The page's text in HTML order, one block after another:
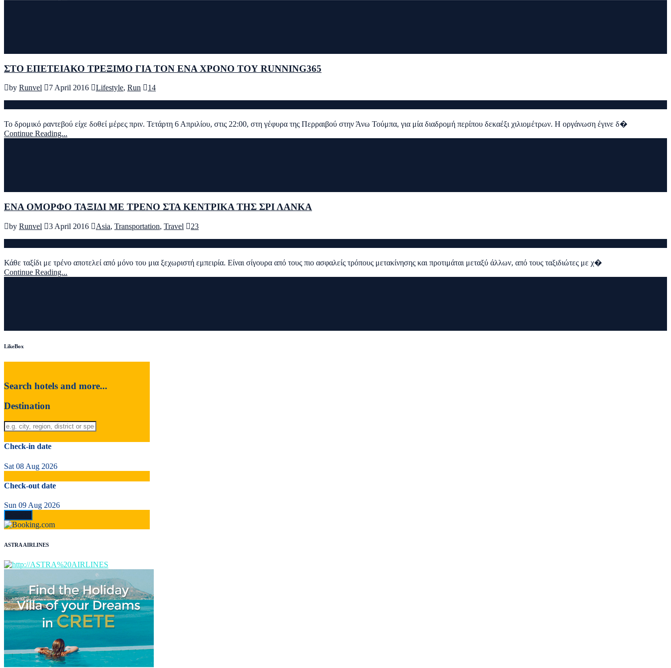
ΣΤΟ ΕΠΕΤΕΙΑΚΟ ΤΡΕΞΙΜΟ ΓΙΑ ΤΟΝ ΕΝΑ ΧΡΟΝΟ ΤΟΥ RUNNING365
by Runvel 7 April 2016 Lifestyle, Run 14
Το δρομικό ραντεβού είχε δοθεί μέρες πριν. Τετάρτη 6 Απριλίου, στις 22:00, στη γέφυρα της Περραιβού στην Άνω Τούμπα, για μία διαδρομή περίπου δεκαέξι χιλιομέτρων. Η οργάνωση έγινε δ�
Continue Reading...
ΕΝΑ ΟΜΟΡΦO ΤΑΞΙΔΙ ΜΕ ΤΡΕΝΟ ΣΤΑ ΚΕΝΤΡΙΚΑ ΤΗΣ ΣΡΙ ΛΑΝΚΑ
by Runvel 3 April 2016 Asia, Transportation, Travel 23
Κάθε ταξίδι με τρένο αποτελεί από μόνο του μια ξεχωριστή εμπειρία. Είναι σίγουρα από τους πιο ασφαλείς τρόπους μετακίνησης και προτιμάται μεταξύ άλλων, από τους ταξιδιώτες με χ�
Continue Reading...
LikeBox
Search hotels and more...
Destination
Check-in date
Sat 08 Aug 2026
Check-out date
Sun 09 Aug 2026
ASTRA AIRLINES